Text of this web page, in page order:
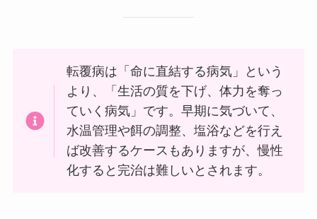
転覆病は「命に直結する病気」という
より、「生活の質を下げ、体力を奪っ
ていく病気」です。早期に気づいて、
水温管理や餌の調整、塩浴などを行え
ば改善するケースもありますが、慢性
化すると完治は難しいとされます。